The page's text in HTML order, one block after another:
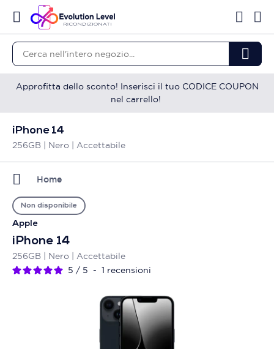
Approfitta dello sconto! Inserisci il tuo CODICE COUPON
nel carrello!
iPhone 14
256GB | Nero | Accettabile
Home
Apple
iPhone 14
256GB | Nero | Accettabile
5 / 5 - 1 recensioni
Non disponibile